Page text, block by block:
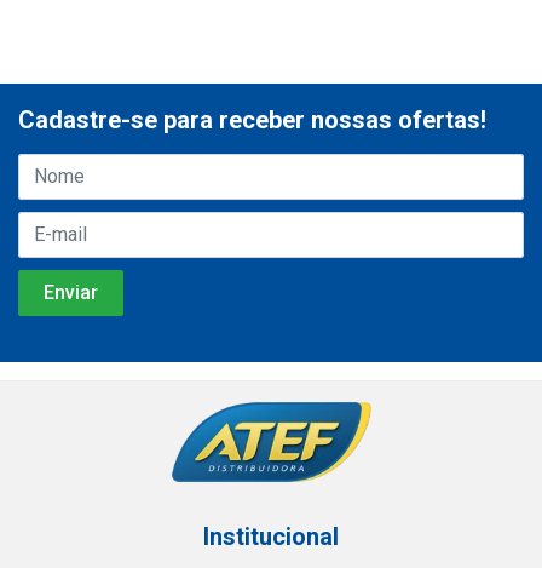
Cadastre-se para receber nossas ofertas!
Institucional